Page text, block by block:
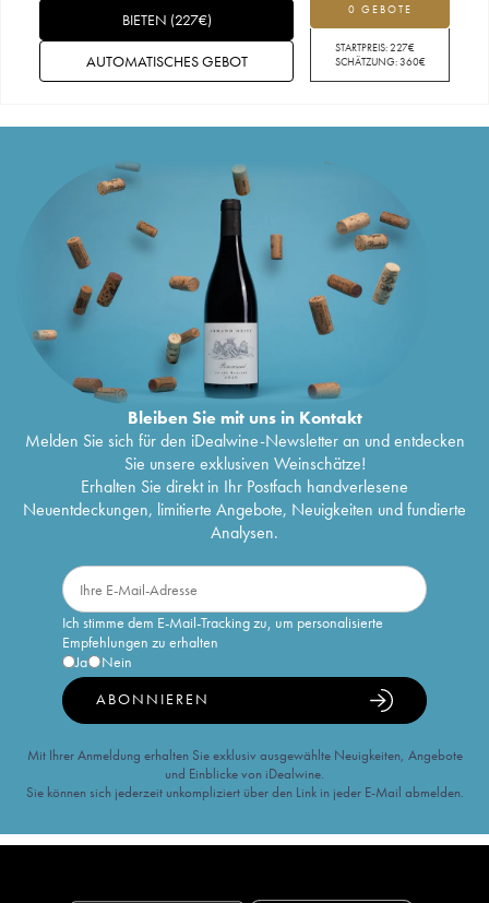
0 GEBOTE
STARTPREIS:227€
SCHÄTZUNG:360€
BIETEN (227€)
AUTOMATISCHES GEBOT
Bleiben Sie mit uns in Kontakt
Melden Sie sich für den iDealwine-Newsletter an und entdecken
Sie unsere exklusiven Weinschätze!
Erhalten Sie direkt in Ihr Postfach handverlesene
Neuentdeckungen, limitierte Angebote, Neuigkeiten und fundierte
Analysen.
Ich stimme dem E-Mail-Tracking zu, um personalisierte
Empfehlungen zu erhalten
Ja
Nein
ABONNIEREN
Mit Ihrer Anmeldung erhalten Sie exklusiv ausgewählte Neuigkeiten, Angebote
und Einblicke von iDealwine.
Sie können sich jederzeit unkompliziert über den Link in jeder E-Mail abmelden.